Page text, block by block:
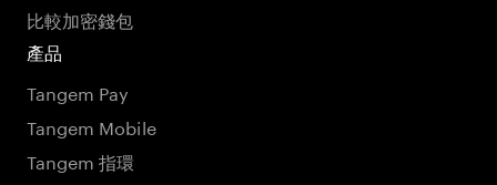
比較加密錢包
產品
Tangem Pay
Tangem Mobile
Tangem 指環